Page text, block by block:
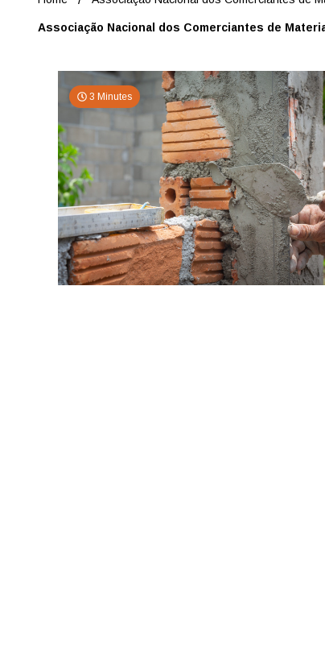
Associação Nacional dos Comerciantes de
3 Minutes